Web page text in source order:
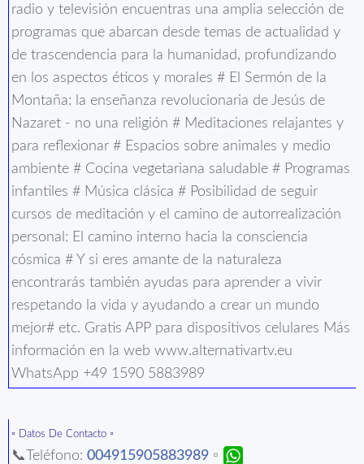
radio y televisión encuentras una amplia selección de
programas que abarcan desde temas de actualidad y
de trascendencia para la humanidad, profundizando
en los aspectos éticos y morales # El Sermón de la
Montaña: la enseñanza revolucionaria de Jesús de
Nazaret - no una religión # Meditaciones relajantes y
para reflexionar # Espacios sobre animales y medio
ambiente # Cocina vegetariana saludable # Programas
infantiles # Música clásica # Posibilidad de seguir
cursos de meditación y el camino de autorrealización
personal: El camino interno hacia la consciencia
cósmica # Y si eres amante de la naturaleza
encontrarás también ayudas para aprender a vivir
respetando la vida y ayudando a crear un mundo
mejor# etc. Gratis APP para dispositivos celulares Más
información en la web www.alternativartv.eu
WhatsApp +49 1590 5883989
▫️ Datos De Contacto ▫️
📞Teléfono: 004915905883989 ▫️